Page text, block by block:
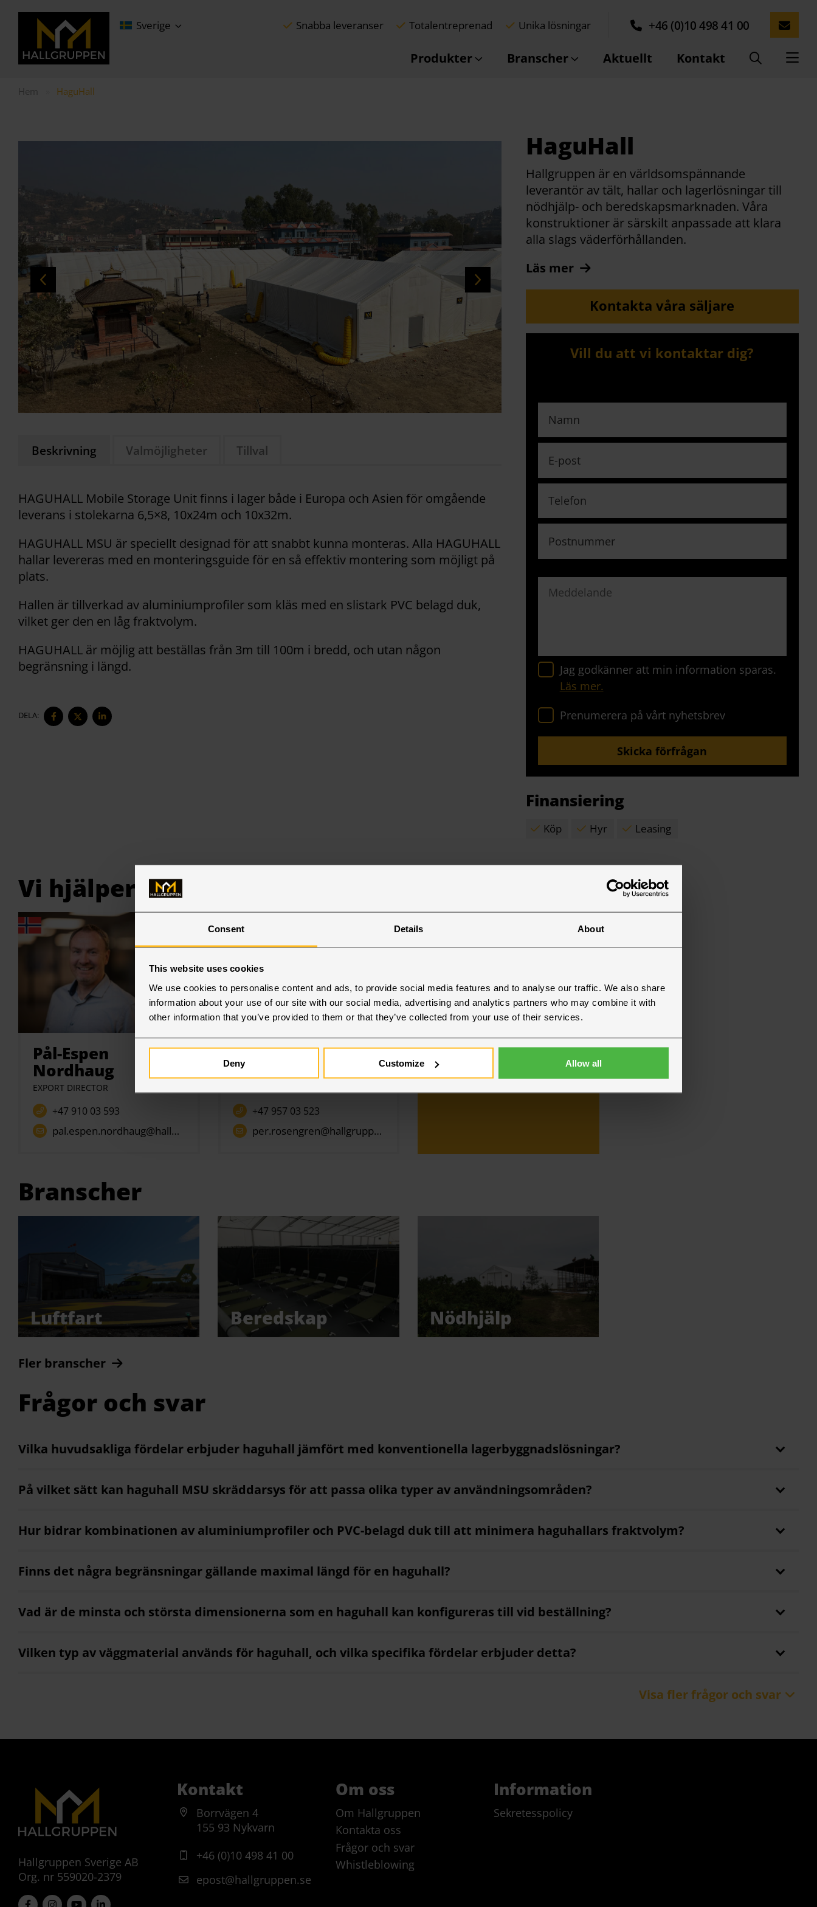
Consent Details About
This website uses cookies
We use cookies to personalise content and ads, to provide social media features and to analyse our traffic. We also share
information about your use of our site with our social media, advertising and analytics partners who may combine it with
other information that you’ve provided to them or that they’ve collected from your use of their services.
Deny Customize Allow all
Sverige Snabba leveranser Totalentreprenad Unika lösningar +46 (0)10 498 41 00
Produkter Branscher Aktuellt Kontakt
Hem HaguHall
Beskrivning
HAGUHALL Mobile Storage Unit finns i lager både i Europa och Asien för omgående
leverans i stolekarna 6,5×8, 10x24m och 10x32m.
HAGUHALL MSU är speciellt designad för att snabbt kunna monteras. Alla HAGUHALL
hallar levereras med en monteringsguide för en så effektiv montering som möjligt på
plats.
Hallen är tillverkad av aluminiumprofiler som kläs med en slistark PVC belagd duk,
vilket ger den en låg fraktvolym.
HAGUHALL är möjlig att beställas från 3m till 100m i bredd, och utan någon
begränsning i längd.
Valmöjligheter Tillval
DELA:
DELA
PÅ
DELA
PÅ
PÅ
HaguHall
Hallgruppen är en världsomspännande
leverantör av tält, hallar och lagerlösningar till
nödhjälp- och beredskapsmarknaden. Våra
konstruktioner är särskilt anpassade att klara
alla slags väderförhållanden.
Läs mer
Kontakta våra säljare
Vill du att vi kontaktar dig?
Jag godkänner att min information sparas.
Läs mer.
Prenumerera på vårt nyhetsbrev
Finansiering
Köp Hyr Leasing
Vi hjälper dig gärna
Oslo
Pål-Espen
Nordhaug
EXPORT DIRECTOR
+47 910 03 593
pal.espen.nordhaug@hallgruppen.no
Oslo
Per Rosengren
SALES MANAGER AID & RELIEF
+47 957 03 523
per.rosengren@hallgruppen.no
kontaktar dig?
Branscher
Luftfart Beredskap Nödhjälp
Fler branscher
Frågor och svar
Vilka huvudsakliga fördelar erbjuder haguhall jämfört med konventionella lagerbyggnadslösningar?
På vilket sätt kan haguhall MSU skräddarsys för att passa olika typer av användningsområden?
Hur bidrar kombinationen av aluminiumprofiler och PVC-belagd duk till att minimera haguhallars fraktvolym?
Finns det några begränsningar gällande maximal längd för en haguhall?
Vad är de minsta och största dimensionerna som en haguhall kan konfigureras till vid beställning?
Vilken typ av väggmaterial används för haguhall, och vilka specifika fördelar erbjuder detta?
Vilket material är använt för konstruktionen av haguhallars struktur, och vilken inverkan har detta på både montering och
Hur underlättar designen av haguhall MSU en snabb och effektiv montering?
Vilka storlekar på haguhall MSU är tillgängliga för omgående leverans i Europa och Asien?
Visa fler frågor och svar
Hallgruppen Sverige AB
Org. nr 559020-2379
Kontakt
Borrvägen 4
155 93 Nykvarn
+46 (0)10 498 41 00
epost@hallgruppen.se
Om oss
Om Hallgruppen
Kontakta oss
Frågor och svar
Whistleblowing
Information
Sekretesspolicy